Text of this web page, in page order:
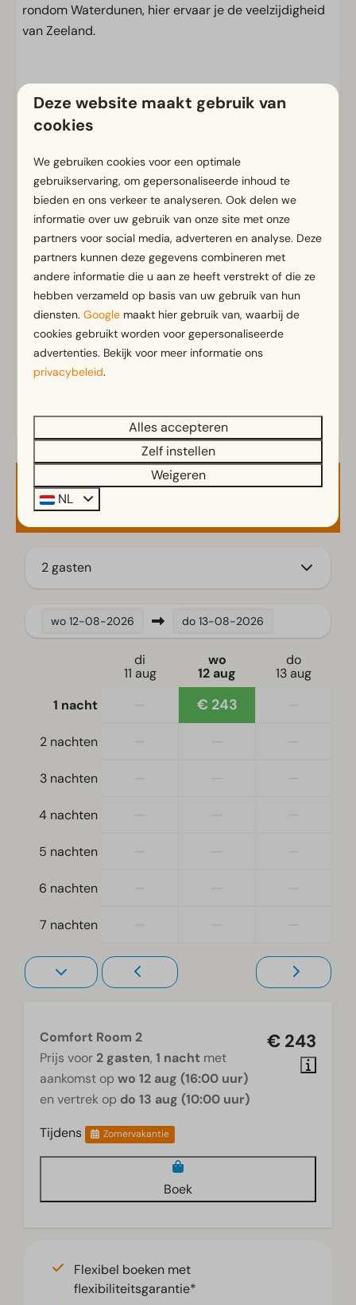
rondom Waterdunen, hier ervaar je de veelzijdigheid
van Zeeland.
Voorzieningen
Algemeen
Rookvrij
Gratis Wifi
Parkeergelegenheid nabij vakantieverblijf
Badkamer
Badkamer(s) beneden: 1
Buiten
Parasol
Terras
Keuken
Nespresso apparaat
Waterkoker
Toegankelijkheid
Toon meer ↓
Beschikbaarheid en prijs
2 gasten
wo 12-08-2026 do 13-08-2026
di
11 aug
wo
12 aug
do
13 aug
1 nacht
€ 243
2 nachten
3 nachten
4 nachten
5 nachten
6 nachten
7 nachten
€ 243
Comfort Room 2
Prijs voor 2 gasten, 1 nacht met
aankomst op wo 12 aug (16:00 uur)
en vertrek op do 13 aug (10:00 uur)
Tijdens
Zomervakantie
Boek
Flexibel boeken met
flexibiliteitsgarantie*
Deze website maakt gebruik van
cookies
We gebruiken cookies voor een optimale
gebruikservaring, om gepersonaliseerde inhoud te
bieden en ons verkeer te analyseren. Ook delen we
informatie over uw gebruik van onze site met onze
partners voor social media, adverteren en analyse. Deze
partners kunnen deze gegevens combineren met
andere informatie die u aan ze heeft verstrekt of die ze
hebben verzameld op basis van uw gebruik van hun
diensten.Google maakt hier gebruik van, waarbij de
cookies gebruikt worden voor gepersonaliseerde
advertenties. Bekijk voor meer informatie ons
privacybeleid.
Alles accepteren
Zelf instellen
Weigeren
NL